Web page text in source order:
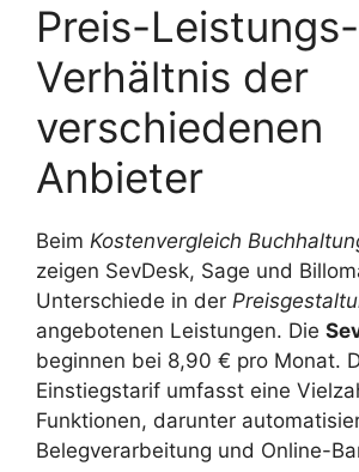
Preis-Leistungs-
Verhältnis der
verschiedenen
Anbieter
Beim Kostenvergleich
zeigen SevDesk, Sage und
Unterschiede in der
angebotenen Leistungen. Die
beginnen bei 8,90 € pro Monat.
Einstiegstarif umfasst eine
Funktionen, darunter
Belegverarbeitung und Online-